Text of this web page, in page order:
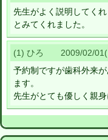
先生がよく説明してく
とみてくれました。
(1) ひろ 2009/02/
予約制ですが歯科外来
ます。
先生がとても優しく親